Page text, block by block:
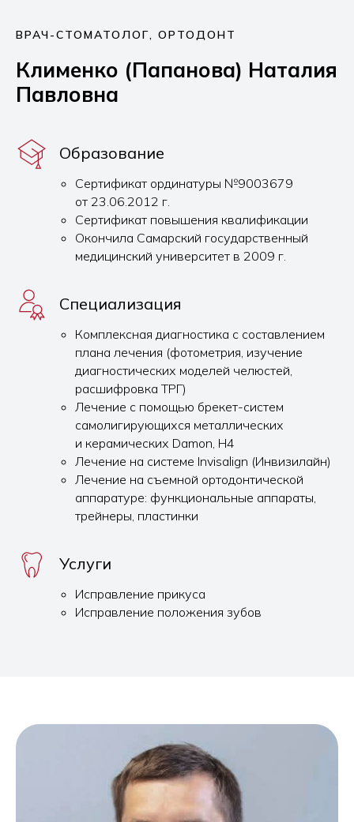
ВРАЧ-СТОМАТОЛОГ, ОРТОДОНТ
Клименко (Папанова) Наталия
Павловна
Образование
Сертификат ординатуры №9003679
от 23.06.2012 г.
Сертификат повышения квалификации
Окончила Самарский государственный
медицинский университет в 2009 г.
Специализация
Комплексная диагностика с составлением
плана лечения (фотометрия, изучение
диагностических моделей челюстей,
расшифровка ТРГ)
Лечение с помощью брекет-систем
самолигирующихся металлических
и керамических Damon, H4
Лечение на системе Invisalign (Инвизилайн)
Лечение на съемной ортодонтической
аппаратуре: функциональные аппараты,
трейнеры, пластинки
Услуги
Исправление прикуса
Исправление положения зубов